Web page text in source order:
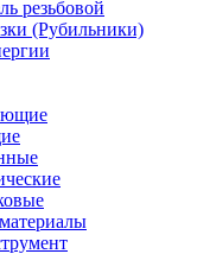
резьбовой
(Рубильники)